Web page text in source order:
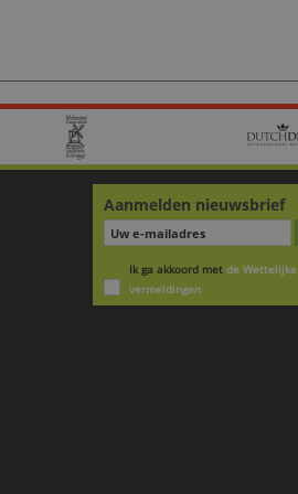
Aanmelden nieuwsbrief
Ik ga akkoord met de Wettelijke
vermeldingen